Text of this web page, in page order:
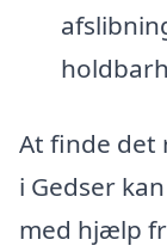
At finde det
i Gedser
med hjælp